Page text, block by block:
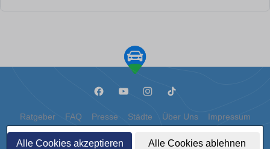
Alle Cookies akzeptieren Alle Cookies ablehnen
Ratgeber FAQ Presse Städte Über Uns Impressum
Datenschutz Cookies